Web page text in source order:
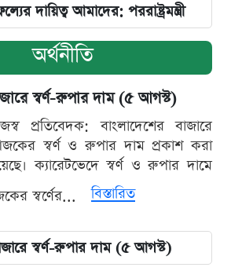
দায়িত্ব আমাদের: পররাষ্ট্রমন্ত্রী
অর্থনীতি
স্বর্ণ-রুপার দাম (৫ আগস্ট)
প্রতিবেদক: বাংলাদেশের বাজারে
স্বর্ণ ও রুপার দাম প্রকাশ করা
ক্যারেটভেদে স্বর্ণ ও রুপার দামে
স্বর্ণের...
বিস্তারিত
স্বর্ণ-রুপার দাম (৫ আগস্ট)